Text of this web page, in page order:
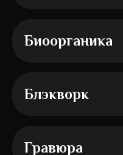
Биоорганика
Блэкворк
Гравюра